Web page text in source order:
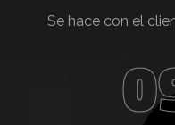
Se hace con el